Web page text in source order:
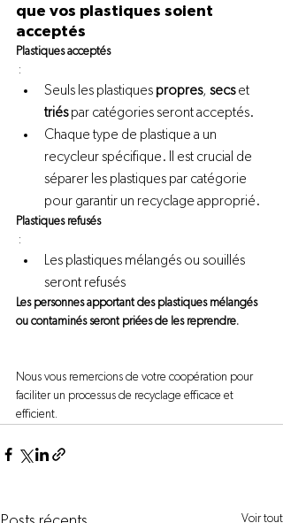
que vos plastiques soient
acceptés
Plastiques acceptés
Seuls les plastiques propres, secs et
triés par catégories seront acceptés.
Chaque type de plastique a un
recycleur spécifique. Il est crucial de
séparer les plastiques par catégorie
pour garantir un recyclage approprié.
Plastiques refusés
Les plastiques mélangés ou souillés
seront refusés
Les personnes apportant des plastiques mélangés
ou contaminés seront priées de les reprendre.
Nous vous remercions de votre coopération pour
faciliter un processus de recyclage efficace et
efficient.
Voir tout